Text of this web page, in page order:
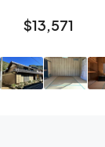
$13,571